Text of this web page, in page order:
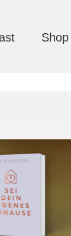
Shop